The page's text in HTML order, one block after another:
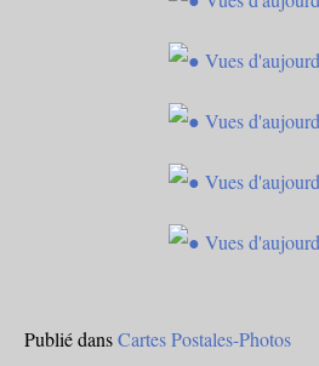
Publié dansCartes Postales-Photos